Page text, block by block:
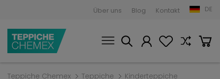
Über uns Blog Kontakt DE
Teppiche Chemex Teppiche Kinderteppiche